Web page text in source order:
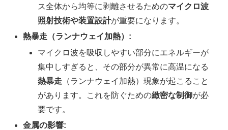
ス全体から均等に剥離させるためのマイクロ波
照射技術や装置設計が重要になります。
熱暴走（ランナウェイ加熱）:
マイクロ波を吸収しやすい部分にエネルギーが
集中しすぎると、その部分が異常に高温になる
熱暴走 （ランナウェイ加熱）現象が起こること
があります。これを防ぐための緻密な制御が必
要です。
金属の影響: